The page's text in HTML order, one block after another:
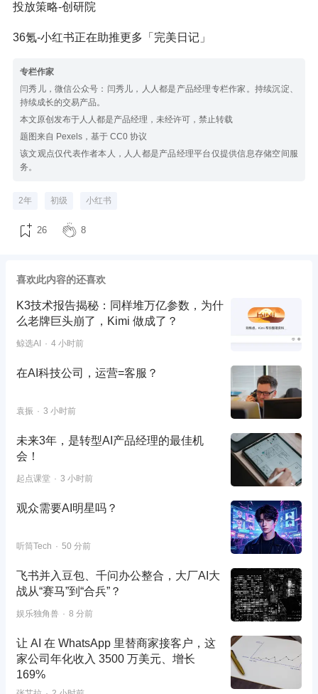
投放策略-创研院
36氪-小红书正在助推更多「完美日记」
专栏作家
闫秀儿，微信公众号：闫秀儿，人人都是产品经理专栏作家。持续沉淀、
持续成长的交易产品。
本文原创发布于人人都是产品经理，未经许可，禁止转载
题图来自 Pexels，基于 CC0 协议
该文观点仅代表作者本人，人人都是产品经理平台仅提供信息存储空间服
务。
2年 初级 小红书
26 8
喜欢此内容的还喜欢
K3技术报告揭秘：同样堆万亿参数，为什
么老牌巨头崩了，Kimi 做成了？
鲸选AI 4 小时前
在AI科技公司，运营=客服？
袁振 3 小时前
未来3年，是转型AI产品经理的最佳机
会！
起点课堂 3 小时前
观众需要AI明星吗？
听筒Tech 50 分前
飞书并入豆包、千问办公整合，大厂AI大
战从“赛马”到“合兵”？
娱乐独角兽 8 分前
让 AI 在 WhatsApp 里替商家接客户，这
家公司年化收入 3500 万美元、增长
169%